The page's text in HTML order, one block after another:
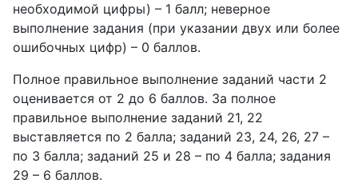
необходимой цифры) – 1 балл; неверное
выполнение задания (при указании двух или более
ошибочных цифр) – 0 баллов.
Полное правильное выполнение заданий части 2
оценивается от 2 до 6 баллов. За полное
правильное выполнение заданий 21, 22
выставляется по 2 балла; заданий 23, 24, 26, 27 –
по 3 балла; заданий 25 и 28 – по 4 балла; задания
29 – 6 баллов.